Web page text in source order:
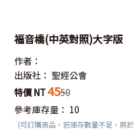
福音橋(中英對照)大字版
作者：
出版社： 聖經公會
特價 NT4550
參考庫存量： 10
(可訂購商品，若庫存數量不足，將